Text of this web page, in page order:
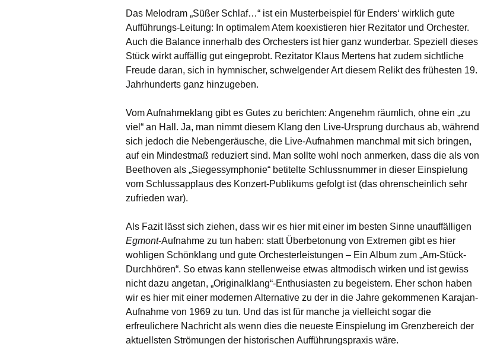
Das Melodram „Süßer Schlaf…“ ist ein Musterbeispiel für Enders‘ wirklich gute
Aufführungs-Leitung: In optimalem Atem koexistieren hier Rezitator und Orchester.
Auch die Balance innerhalb des Orchesters ist hier ganz wunderbar. Speziell dieses
Stück wirkt auffällig gut eingeprobt. Rezitator Klaus Mertens hat zudem sichtliche
Freude daran, sich in hymnischer, schwelgender Art diesem Relikt des frühesten 19.
Jahrhunderts ganz hinzugeben.
Vom Aufnahmeklang gibt es Gutes zu berichten: Angenehm räumlich, ohne ein „zu
viel“ an Hall. Ja, man nimmt diesem Klang den Live-Ursprung durchaus ab, während
sich jedoch die Nebengeräusche, die Live-Aufnahmen manchmal mit sich bringen,
auf ein Mindestmaß reduziert sind. Man sollte wohl noch anmerken, dass die als von
Beethoven als „Siegessymphonie“ betitelte Schlussnummer in dieser Einspielung
vom Schlussapplaus des Konzert-Publikums gefolgt ist (das ohrenscheinlich sehr
zufrieden war).
Als Fazit lässt sich ziehen, dass wir es hier mit einer im besten Sinne unauffälligen
Egmont-Aufnahme zu tun haben: statt Überbetonung von Extremen gibt es hier
wohligen Schönklang und gute Orchesterleistungen – Ein Album zum „Am-Stück-
Durchhören“. So etwas kann stellenweise etwas altmodisch wirken und ist gewiss
nicht dazu angetan, „Originalklang“-Enthusiasten zu begeistern. Eher schon haben
wir es hier mit einer modernen Alternative zu der in die Jahre gekommenen Karajan-
Aufnahme von 1969 zu tun. Und das ist für manche ja vielleicht sogar die
erfreulichere Nachricht als wenn dies die neueste Einspielung im Grenzbereich der
aktuellsten Strömungen der historischen Aufführungspraxis wäre.